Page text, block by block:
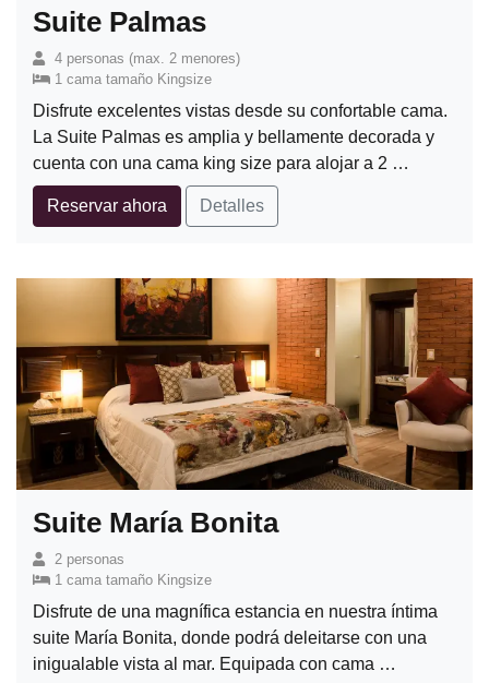
Suite Palmas
4 personas (max. 2 menores)
1 cama tamaño Kingsize
Disfrute excelentes vistas desde su confortable cama.
La Suite Palmas es amplia y bellamente decorada y
cuenta con una cama king size para alojar a 2 …
Reservar ahora Detalles
Suite María Bonita
2 personas
1 cama tamaño Kingsize
Disfrute de una magnífica estancia en nuestra íntima
suite María Bonita, donde podrá deleitarse con una
inigualable vista al mar. Equipada con cama …